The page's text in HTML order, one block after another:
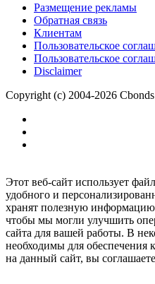
Размещение рекламы
Обратная связь
Клиентам
Пользовательское
Пользовательское
Disclaimer
Copyright (c) 2004-2026 Cbonds
Этот веб-сайт использует
удобного и
хранят полезную
чтобы мы могли улучшить
сайта для вашей работы. В
необходимы для обеспечения
на данный сайт, вы